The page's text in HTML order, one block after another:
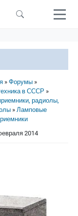
навигации
Форумы
в СССР
радиолы,
Ламповые
2014